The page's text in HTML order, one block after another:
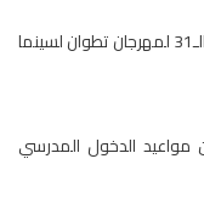
1.2 مليون درهم لدعم الدورة الـ31 لمهرجان تطوان لسينما
مواعيد الدخول المدرسي